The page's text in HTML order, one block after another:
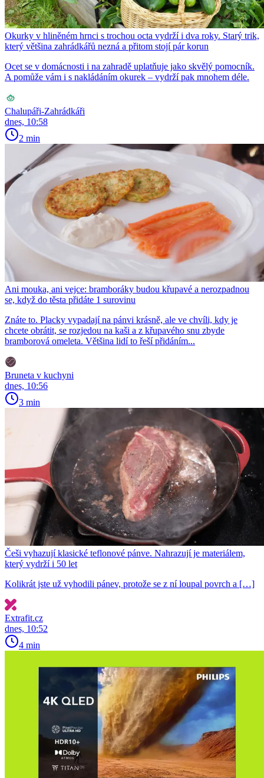
Okurky v hliněném hrnci s trochou octa vydrží i dva roky. Starý trik,
který většina zahrádkářů nezná a přitom stojí pár korun
Ocet se v domácnosti i na zahradě uplatňuje jako skvělý pomocník.
A pomůže vám i s nakládáním okurek – vydrží pak mnohem déle.
Chalupáři-Zahrádkáři
dnes, 10:58
2 min
Ani mouka, ani vejce: bramboráky budou křupavé a nerozpadnou
se, když do těsta přidáte 1 surovinu
Znáte to. Placky vypadají na pánvi krásně, ale ve chvíli, kdy je
chcete obrátit, se rozjedou na kaši a z křupavého snu zbyde
bramborová omeleta. Většina lidí to řeší přidáním...
Bruneta v kuchyni
dnes, 10:56
3 min
Češi vyhazují klasické teflonové pánve. Nahrazují je materiálem,
který vydrží i 50 let
Kolikrát jste už vyhodili pánev, protože se z ní loupal povrch a […]
Extrafit.cz
dnes, 10:52
4 min